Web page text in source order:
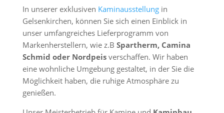
In unserer exklusiven Kaminausstellungin
Gelsenkirchen, können Sie sich einen Einblick in
unser umfangreiches Lieferprogramm von
Markenherstellern, wie z.B Spartherm, Camina
Schmid oder Nordpeisverschaffen. Wir haben
eine wohnliche Umgebung gestaltet, in der Sie die
Möglichkeit haben, die ruhige Atmosphäre zu
genießen.